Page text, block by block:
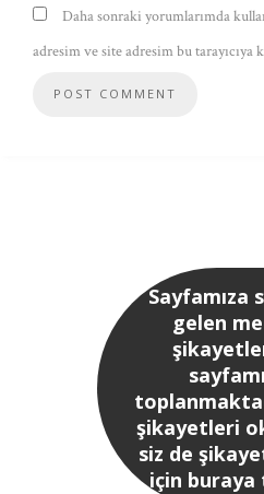
Daha sonraki yorumlarımda
adresim ve site adresim bu tarayıcıya
Sayfamıza
gelen
şikayetleri
siz de
için buraya